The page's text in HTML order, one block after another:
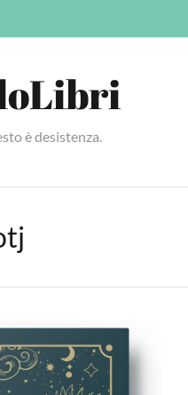
è desistenza.